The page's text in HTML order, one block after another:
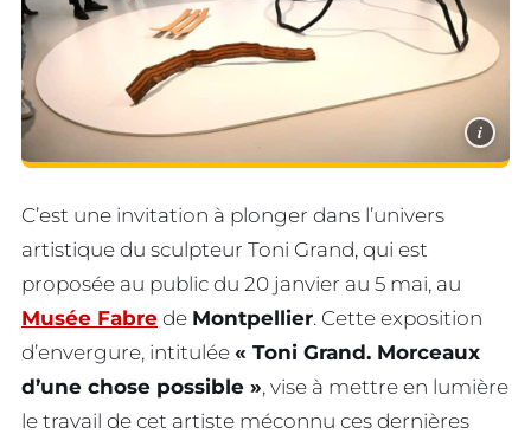
i
C’est une invitation à plonger dans l’univers
artistique du sculpteur Toni Grand, qui est
proposée au public du 20 janvier au 5 mai, au
Musée Fabre de Montpellier. Cette exposition
d’envergure, intitulée « Toni Grand. Morceaux
d’une chose possible », vise à mettre en lumière
le travail de cet artiste méconnu ces dernières